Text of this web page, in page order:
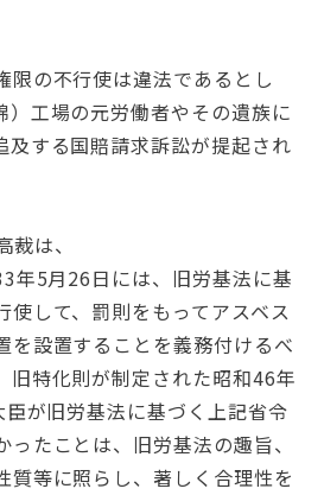
限の不行使は違法であるとし
）工場の元労働者やその遺族に
及する国賠請求訴訟が提起され
は、
年5月26日には、旧労基法に基
使して、罰則をもってアスベス
を設置することを義務付けるべ
旧特化則が制定された昭和46年
が旧労基法に基づく上記省令
たことは、旧労基法の趣旨、
質等に照らし、著しく合理性を